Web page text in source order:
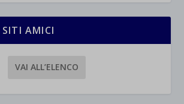
AMICI
VAI ALL’ELENCO